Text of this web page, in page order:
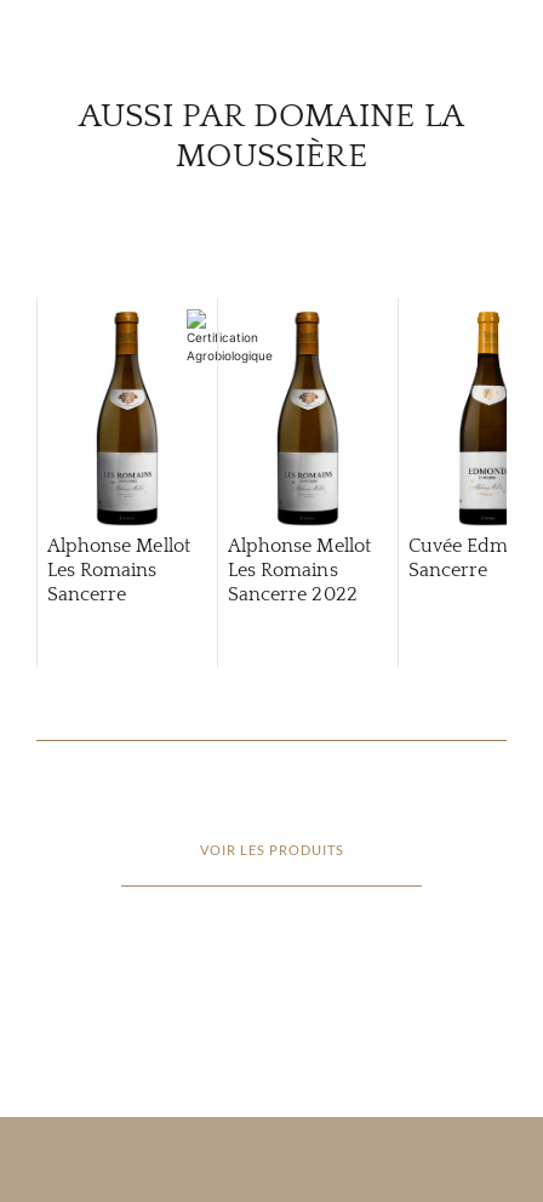
AUSSI PAR DOMAINE LA
MOUSSIÈRE
Alphonse Mellot
Les Romains
Sancerre
Alphonse Mellot
Les Romains
Sancerre 2022
Cuvée Edmond
Sancerre
VOIR LES PRODUITS